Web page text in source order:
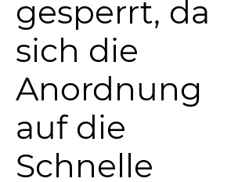
gesperrt, da
sich die
Anordnung
auf die
Schnelle